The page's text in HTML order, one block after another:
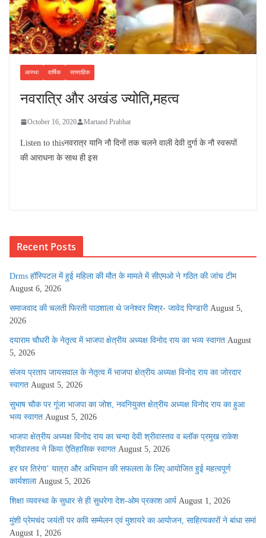
आस्था वार्षिक साप्ताहिक
नवरात्रि और अखंड ज्योति,महत्व
October 16, 2020 Martand Prabhat
Listen to thisनवरात्र यानि नौ दिनों तक चलने वाली देवी दुर्गा के नौ स्वरूपों
की आराधना के साथ ही इस
Recent Posts
Drms हॉस्पिटल में हुई महिला की मौत के मामले में सीएमओ ने गठित की जांच टीम
August 6, 2026
समाजवाद की चलती फिरती पाठशाला थे जनेश्वर मिश्र- जावेद पिण्डारी August 5,
2026
दयाराम चौधरी के नेतृत्व में भाजपा क्षेत्रीय अध्यक्ष विनोद राय का भव्य स्वागत August
5, 2026
संजय प्रताप जायसवाल के नेतृत्व में भाजपा क्षेत्रीय अध्यक्ष विनोद राय का जोरदार
स्वागत August 5, 2026
सुभाष चौक पर गूंजा भाजपा का जोश, नवनियुक्त क्षेत्रीय अध्यक्ष विनोद राय का हुआ
भव्य स्वागत August 5, 2026
भाजपा क्षेत्रीय अध्यक्ष विनोद राय का चन्दा देवी श्रीवास्तव व ब्लॉक प्रमुख राकेश
श्रीवास्तव ने किया ऐतिहासिक स्वागत August 5, 2026
हर घर तिरंगा’ यात्रा और अभियान की सफलता के लिए आयोजित हुई महत्वपूर्ण
कार्यशाला August 5, 2026
शिक्षा व्यवस्था के सुधार से ही सुधरेगा देश-ओम प्रकाश आर्य August 1, 2026
मुंशी प्रेमचंद जयंती पर कवि सम्मेलन एवं मुशायरे का आयोजन, साहित्यकारों ने बांधा समां
August 1, 2026